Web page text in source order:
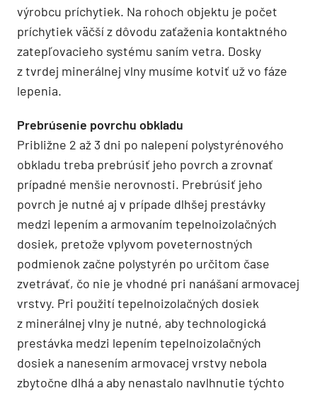
výrobcu príchytiek. Na rohoch objektu je počet
príchytiek väčší z dôvodu zaťaženia kontaktného
zatepľovacieho systému saním vetra. Dosky
z tvrdej minerálnej vlny musíme kotviť už vo fáze
lepenia.
Prebrúsenie povrchu obkladu
Približne 2 až 3 dni po nalepení polystyrénového
obkladu treba prebrúsiť jeho povrch a zrovnať
prípadné menšie nerovnosti. Prebrúsiť jeho
povrch je nutné aj v prípade dlhšej prestávky
medzi lepením a armovaním tepelnoizolačných
dosiek, pretože vplyvom poveternostných
podmienok začne polystyrén po určitom čase
zvetrávať, čo nie je vhodné pri nanášaní armovacej
vrstvy. Pri použití tepelnoizolačných dosiek
z minerálnej vlny je nutné, aby technologická
prestávka medzi lepením tepelnoizolačných
dosiek a nanesením armovacej vrstvy nebola
zbytočne dlhá a aby nenastalo navlhnutie týchto